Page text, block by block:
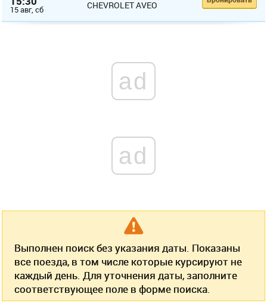
15 авг, сб CHEVROLET AVEO
ad
ad
Выполнен поиск без указания даты. Показаны
все поезда, в том числе которые курсируют не
каждый день. Для уточнения даты, заполните
соответствующее поле в форме поиска.